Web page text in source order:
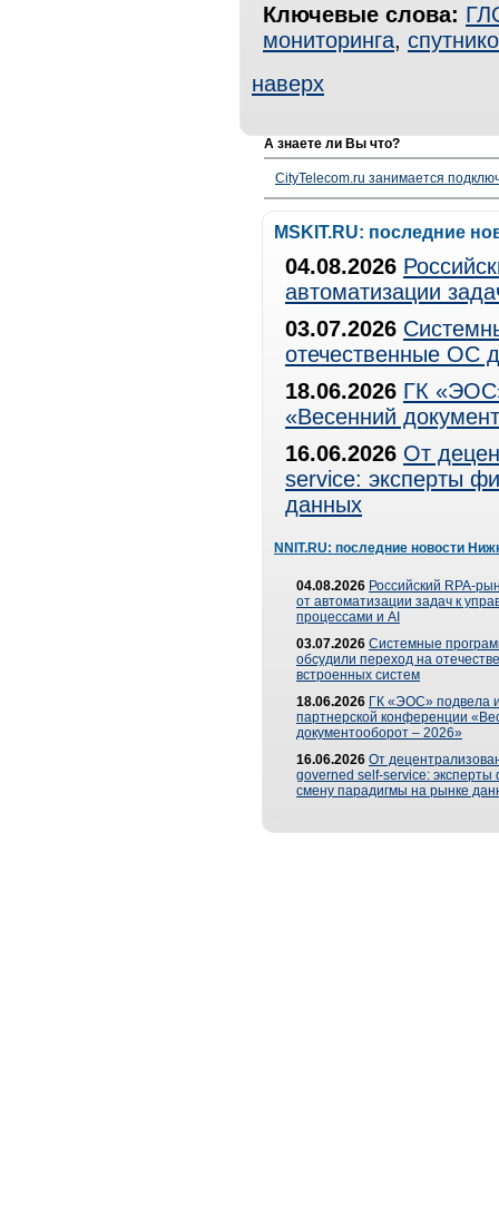
Ключевые слова:
мониторинга,
наверх
А знаете ли Вы что?
CityTelecom.ru занимается
MSKIT.RU: последние
04.08.2026
автоматизации
03.07.2026
отечественные ОС
18.06.2026 ГК
«Весенний
16.06.2026 От
service: эксперты
данных
NNIT.RU: последние новости
04.08.2026 Российский RPA-
от автоматизации задач к
процессами и AI
03.07.2026 Системные
обсудили переход на
встроенных систем
18.06.2026 ГК «ЭОС» подвела
партнерской конференции
документооборот – 2026»
16.06.2026 От
governed self-service: эксперты
смену парадигмы на рынке